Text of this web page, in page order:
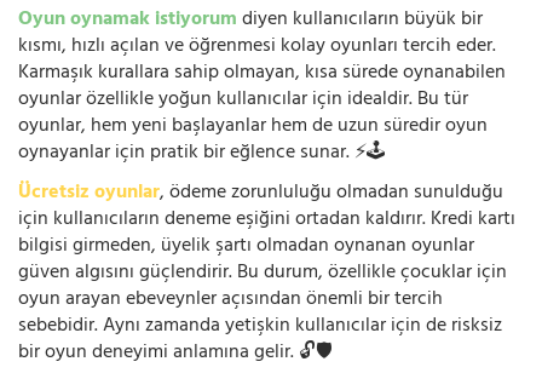
Oyun oynamak istiyorumdiyen kullanıcıların büyük bir
kısmı, hızlı açılan ve öğrenmesi kolay oyunları tercih eder.
Karmaşık kurallara sahip olmayan, kısa sürede oynanabilen
oyunlar özellikle yoğun kullanıcılar için idealdir. Bu tür
oyunlar, hem yeni başlayanlar hem de uzun süredir oyun
oynayanlar için pratik bir eğlence sunar. ⚡🕹️
Ücretsiz oyunlar, ödeme zorunluluğu olmadan sunulduğu
için kullanıcıların deneme eşiğini ortadan kaldırır. Kredi kartı
bilgisi girmeden, üyelik şartı olmadan oynanan oyunlar
güven algısını güçlendirir. Bu durum, özellikle çocuklar için
oyun arayan ebeveynler açısından önemli bir tercih
sebebidir. Aynı zamanda yetişkin kullanıcılar için de risksiz
bir oyun deneyimi anlamına gelir. 🔓🛡️